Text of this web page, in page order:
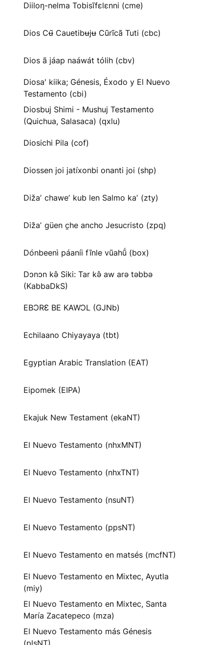
Diiloŋ-nelma Tobisĩfɛlɛnni (cme)
Dios Cʉ̃ Cauetibʉjʉ Cũrĩcã Tuti (cbc)
Dios ã jáap naáwát tólih (cbv)
Diosa' kiika; Génesis, Éxodo y El Nuevo
Testamento (cbi)
Diosbuj Shimi - Mushuj Testamento
(Quichua, Salasaca) (qxlu)
Diosichi Pila (cof)
Diossen joi jatíxonbi onanti joi (shp)
Dižaʼ chaweʼ kub len Salmo kaʼ (zty)
Dižaʼ güen c̱he ancho Jesucristo (zpq)
Dónbeenì páaníi fĩnle vũahṹ (box)
Dɔnɔn kə̂ Siki: Tar kə̂ aw arə təbbə
(KabbaDkS)
EBƆRƐ BE KAWƆL (GJNb)
Echilaano Chiyayaya (tbt)
Egyptian Arabic Translation (EAT)
Eipomek (EIPA)
Ekajuk New Testament (ekaNT)
El Nuevo Testamento (nhxMNT)
El Nuevo Testamento (nhxTNT)
El Nuevo Testamento (nsuNT)
El Nuevo Testamento (ppsNT)
El Nuevo Testamento en matsés (mcfNT)
El Nuevo Testamento en Mixtec, Ayutla
(miy)
El Nuevo Testamento en Mixtec, Santa
María Zacatepeco (mza)
El Nuevo Testamento más Génesis
(plsNT)